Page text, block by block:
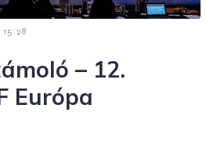
15:28
– 12.
Európa